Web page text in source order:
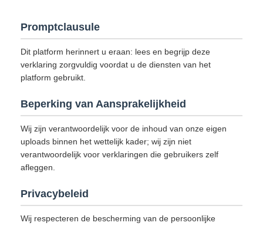
Promptclausule
Dit platform herinnert u eraan: lees en begrijp deze
verklaring zorgvuldig voordat u de diensten van het
platform gebruikt.
Beperking van Aansprakelijkheid
Wij zijn verantwoordelijk voor de inhoud van onze eigen
uploads binnen het wettelijk kader; wij zijn niet
verantwoordelijk voor verklaringen die gebruikers zelf
afleggen.
Privacybeleid
Wij respecteren de bescherming van de persoonlijke